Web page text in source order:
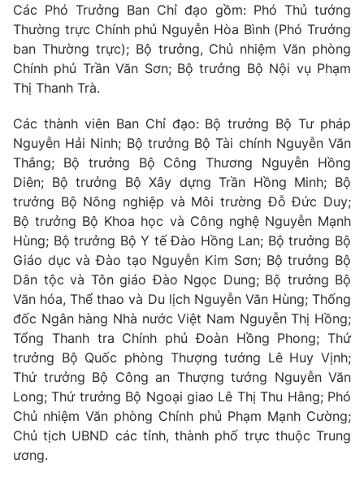
VTV Sức khoẻ Bất động sản
Thị trường 24h Tấm lòng Việt
VTV9 VTV8
Liên hệ tòa soạn English
THỜI BÁO VTV
Theo dõi báo trên
Cơ quan chủ quản:
Đài Truyền hình Việt Nam
Cơ quan báo chí:
Thời báo VTV
Giấy phép hoạt động báo in và báo điện tử số 483/GP-BTTTT
cấp ngày 29/12/2023
Các Phó Trưởng Ban Chỉ đạo gồm: Phó Thủ tướng
Thường trực Chính phủ Nguyễn Hòa Bình (Phó Trưởng
ban Thường trực); Bộ trưởng, Chủ nhiệm Văn phòng
Chính phủ Trần Văn Sơn; Bộ trưởng Bộ Nội vụ Phạm
Thị Thanh Trà.
Các thành viên Ban Chỉ đạo: Bộ trưởng Bộ Tư pháp
Nguyễn Hải Ninh; Bộ trưởng Bộ Tài chính Nguyễn Văn
Thắng; Bộ trưởng Bộ Công Thương Nguyễn Hồng
Diên; Bộ trưởng Bộ Xây dựng Trần Hồng Minh; Bộ
trưởng Bộ Nông nghiệp và Môi trường Đỗ Đức Duy;
Bộ trưởng Bộ Khoa học và Công nghệ Nguyễn Mạnh
Hùng; Bộ trưởng Bộ Y tế Đào Hồng Lan; Bộ trưởng Bộ
Giáo dục và Đào tạo Nguyễn Kim Sơn; Bộ trưởng Bộ
Dân tộc và Tôn giáo Đào Ngọc Dung; Bộ trưởng Bộ
Văn hóa, Thể thao và Du lịch Nguyễn Văn Hùng; Thống
đốc Ngân hàng Nhà nước Việt Nam Nguyễn Thị Hồng;
Tổng Thanh tra Chính phủ Đoàn Hồng Phong; Thứ
trưởng Bộ Quốc phòng Thượng tướng Lê Huy Vịnh;
Thứ trưởng Bộ Công an Thượng tướng Nguyễn Văn
Long; Thứ trưởng Bộ Ngoại giao Lê Thị Thu Hằng; Phó
Chủ nhiệm Văn phòng Chính phủ Phạm Mạnh Cường;
Chủ tịch UBND các tỉnh, thành phố trực thuộc Trung
ương.